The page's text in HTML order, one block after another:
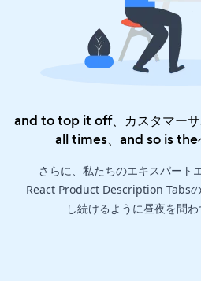
and to top it off、カスタマー
all times、and so is the
さらに、私たちのエキスパート
React Product Description Tabs
し続けるように昼夜を問わ